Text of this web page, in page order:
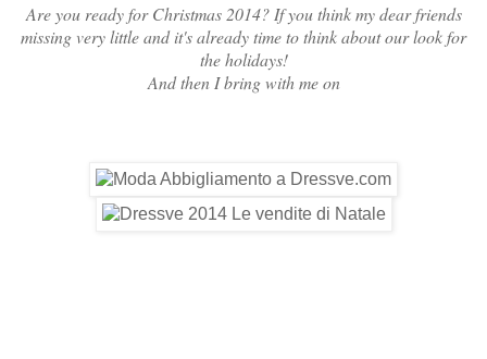
Are you ready for Christmas 2014? If you think my dear friends
missing very little and it's already time to think about our look for
the holidays!
And then I bring with me on